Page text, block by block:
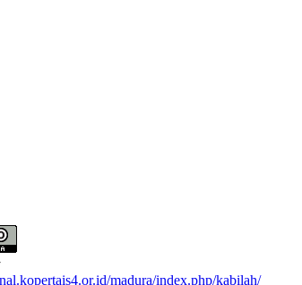
madura/index.php/kabilah/